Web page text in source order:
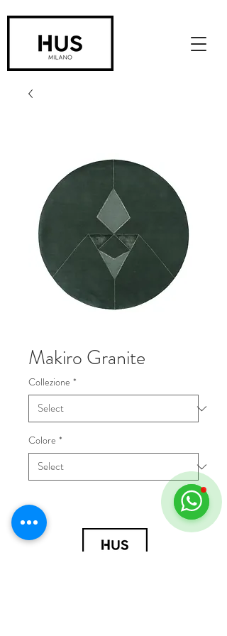
Makiro Granite
Collezione *
Colore *